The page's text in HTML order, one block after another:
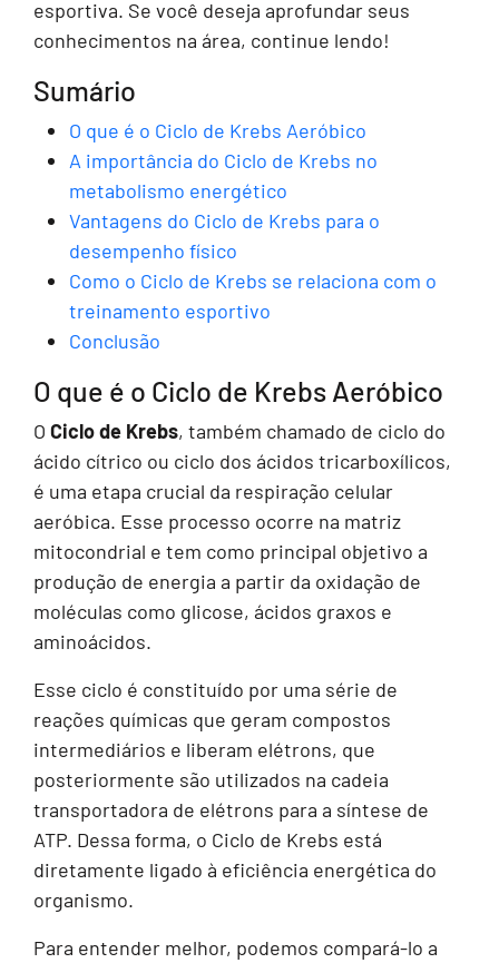
esportiva. Se você deseja aprofundar seus
conhecimentos na área, continue lendo!
Sumário
O que é o Ciclo de Krebs Aeróbico
A importância do Ciclo de Krebs no
metabolismo energético
Vantagens do Ciclo de Krebs para o
desempenho físico
Como o Ciclo de Krebs se relaciona com o
treinamento esportivo
Conclusão
O que é o Ciclo de Krebs Aeróbico
O Ciclo de Krebs, também chamado de ciclo do
ácido cítrico ou ciclo dos ácidos tricarboxílicos,
é uma etapa crucial da respiração celular
aeróbica. Esse processo ocorre na matriz
mitocondrial e tem como principal objetivo a
produção de energia a partir da oxidação de
moléculas como glicose, ácidos graxos e
aminoácidos.
Esse ciclo é constituído por uma série de
reações químicas que geram compostos
intermediários e liberam elétrons, que
posteriormente são utilizados na cadeia
transportadora de elétrons para a síntese de
ATP. Dessa forma, o Ciclo de Krebs está
diretamente ligado à eficiência energética do
organismo.
Para entender melhor, podemos compará-lo a